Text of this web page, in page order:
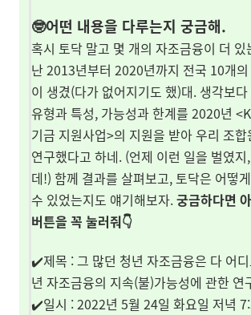
🤓어떤 내용을 다루는지 궁금해.
혹시 토닥 말고 몇 개의 자조금융이 더 있
난 2013년부터 2020년까지 전국 10개
이 생겼(다가 없어지기도 했)대. 생각보
유형과 특성, 가능성과 한계를 2020년
기금 지원사업>의 지원을 받아 우리 조합
연구했다고 하네. (언제 이런 일을 벌였
데!) 함께 결과를 살펴보고, 토닥은 어떻
수 있었는지도 얘기해보자.궁금하다면
버튼을 꼭 눌러줘👇
✔️제목 : 그 많던 청년 자조금융은 다 어
년 자조금융의 지속(불)가능성에 관한 연
✔️일시 : 2022년 5월 24일 화요일 저녁